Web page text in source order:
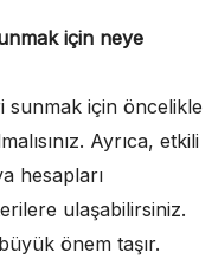
için neye
sunmak için öncelikle
Ayrıca, etkili
hesapları
ulaşabilirsiniz.
önem taşır.